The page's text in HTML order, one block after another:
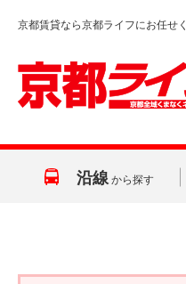
京都賃貸なら京都ライフにお任せ
沿線 から探す